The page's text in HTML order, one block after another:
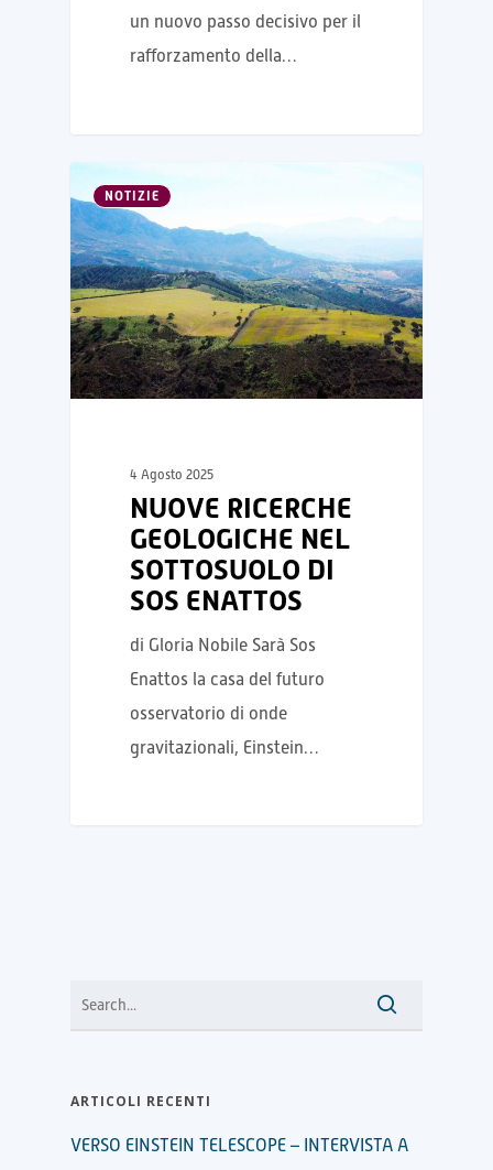
un nuovo passo decisivo per il
rafforzamento della…
NOTIZIE
4 Agosto 2025
NUOVE RICERCHE
GEOLOGICHE NEL
SOTTOSUOLO DI
SOS ENATTOS
di Gloria Nobile Sarà Sos
Enattos la casa del futuro
osservatorio di onde
gravitazionali, Einstein…
ARTICOLI RECENTI
VERSO EINSTEIN TELESCOPE – INTERVISTA A